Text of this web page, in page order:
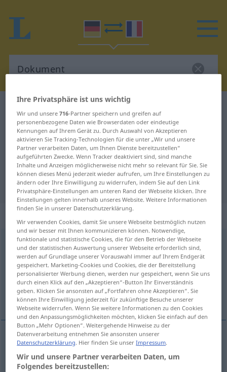
Deutsch-Französisch Übersetzung
für "Dokument"
"Dokument" Französisch
Übersetzung
: Neutrum
Dokument [dokuˈmɛnt]n <Dokumente̸s;Dokumente>
Übersicht aller Übersetzungen
(Für mehr Details die Übersetzung anklicken/antippen)
document
documentm Dokument
Ihre Privatsphäre ist uns wichtig
Wir und unsere716-Partner speichern und greifen auf
personenbezogene Daten wie Browserdaten oder eindeutige
Kennungen auf Ihrem Gerät zu. Durch Auswahl von Akzeptieren
aktivieren Sie Tracking-Technologien für die unter „Wir und unsere
Partner verarbeiten Daten, um Ihnen Dienste bereitzustellen“
aufgeführten Zwecke. Wenn Tracker deaktiviert sind, sind manche
Inhalte und Anzeigen möglicherweise nicht mehr so relevant für Sie. Sie
können dieses Menü jederzeit wieder aufrufen, um Ihre Einstellungen zu
ändern oder Ihre Einwilligung zu widerrufen, indem Sie auf den Link
Privatsphäre-Einstellungen am unteren Rand der Webseite klicken. Ihre
Einstellungen gelten innerhalb unseres Website. Weitere Informationen
finden Sie in unserer Datenschutzerklärung.
Wir verwenden Cookies, damit Sie unsere Webseite bestmöglich nutzen
und wir besser mit Ihnen kommunizieren können. Notwendige,
funktionale und statistische Cookies, die für den Betrieb der Webseite
und der statistischen Auswertung unserer Webseite erforderlich sind,
werden auf Grundlage unserer Vorauswahl immer auf Ihrem Endgerät
gespeichert. Marketing-Cookies und Cookies, die der Bereitstellung
personalisierter Werbung dienen, werden nur gespeichert, wenn Sie uns
durch einen Klick auf den „Akzeptieren“-Button Ihr Einverständnis
geben. Klicken Sie ansonsten auf „Fortfahren ohne Akzeptieren“. Sie
können Ihre Einwilligung jederzeit für zukünftige Besuche unserer
Webseite widerrufen. Wenn Sie weitere Informationen zu den Cookies
und den Anpassungsmöglichkeiten möchten, klicken Sie einfach auf den
Button „Mehr Optionen“. Weitergehende Hinweise zu der
Datenverarbeitung entnehmen Sie ansonsten unserer
Datenschutzerklärung. Hier finden Sie unserImpressum.
Wir und unsere Partner verarbeiten Daten, um
Folgendes bereitzustellen: